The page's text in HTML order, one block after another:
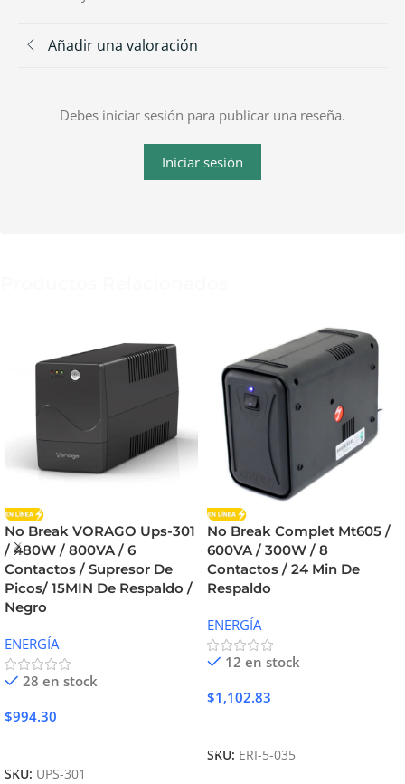
Añadir una valoración
Debes iniciar sesión para publicar una reseña.
Iniciar sesión
No Break VORAGO Ups-301
/ 480W / 800VA / 6
Contactos / Supresor De
Picos/ 15MIN De Respaldo /
Negro
ENERGÍA
28 en stock
$994.30
SKU: UPS-301
No Break Complet Mt605 /
600VA / 300W / 8
Contactos / 24 Min De
Respaldo
ENERGÍA
12 en stock
$1,102.83
SKU: ERI-5-035